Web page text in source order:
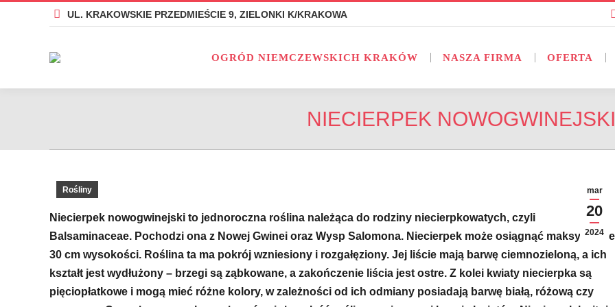
UL. KRAKOWSKIE PRZEDMIEŚCIE 9, ZIELONKI K/KRAKOWA
OGRÓD NIEMCZEWSKICH KRAKÓW NASZA FIRMA OFERTA
NIECIERPEK NOWOGWINEJSKI
mar
20
2024
Rośliny
Niecierpek nowogwinejski to jednoroczna roślina należąca do rodziny niecierpkowatych, czyli
Balsaminaceae. Pochodzi ona z Nowej Gwinei oraz Wysp Salomona. Niecierpek może osiągnąć maksymalnie
30 cm wysokości. Roślina ta ma pokrój wzniesiony i rozgałęziony. Jej liście mają barwę ciemnozieloną, a ich
kształt jest wydłużony – brzegi są ząbkowane, a zakończenie liścia jest ostre. Z kolei kwiaty niecierpka są
pięciopłatkowe i mogą mieć różne kolory, w zależności od ich odmiany posiadają barwę białą, różową czy
UL. KRAKOWSKIE PRZEDMIEŚCIE 9, ZIELONKI K/KRAKOWA